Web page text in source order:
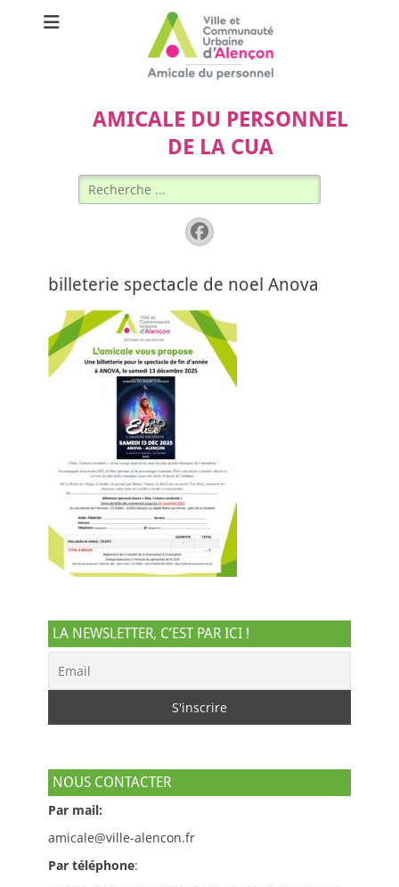
AMICALE DU PERSONNEL
DE LA CUA
Rechercher :
Facebook
billeterie spectacle de noel Anova
LA NEWSLETTER, C’EST PAR ICI !
NOUS CONTACTER
Par mail:
amicale@ville-alencon.fr
Par téléphone: